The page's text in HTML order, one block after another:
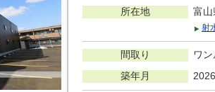
所在地 富山
射
間取り
ワ
築年月